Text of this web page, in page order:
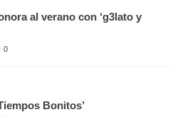
al verano con ‘g3lato y
0
Bonitos’